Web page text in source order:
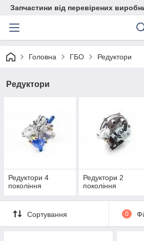
Запчастини від перевірених
Головна ГБО Редуктори
Редуктори
Редуктори 4
покоління
Редуктори 2
покоління
Сортування 0